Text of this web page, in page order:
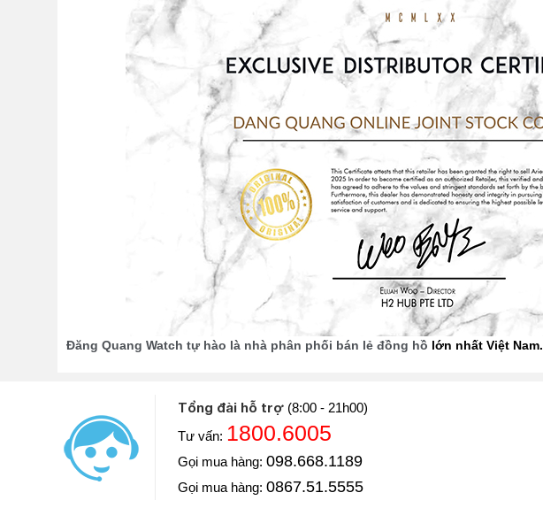
Đăng Quang Watch tự hào là nhà phân phối bán lẻ đồng hồ lớn nhất Việt Nam.
Tổng đài hỗ trợ (8:00 - 21h00)
Tư vấn: 1800.6005
Gọi mua hàng: 098.668.1189
Gọi mua hàng: 0867.51.5555
Diễn viên: Hoàng Kim Ngọc
Khoe với mọi người Ngọc vừa mua một chiếc đồng hồ mới siêu đẹp để đi tặng
luôn và chiếc đồng hồ này Ngọc mua ở Đăng Quang Watch đấy...